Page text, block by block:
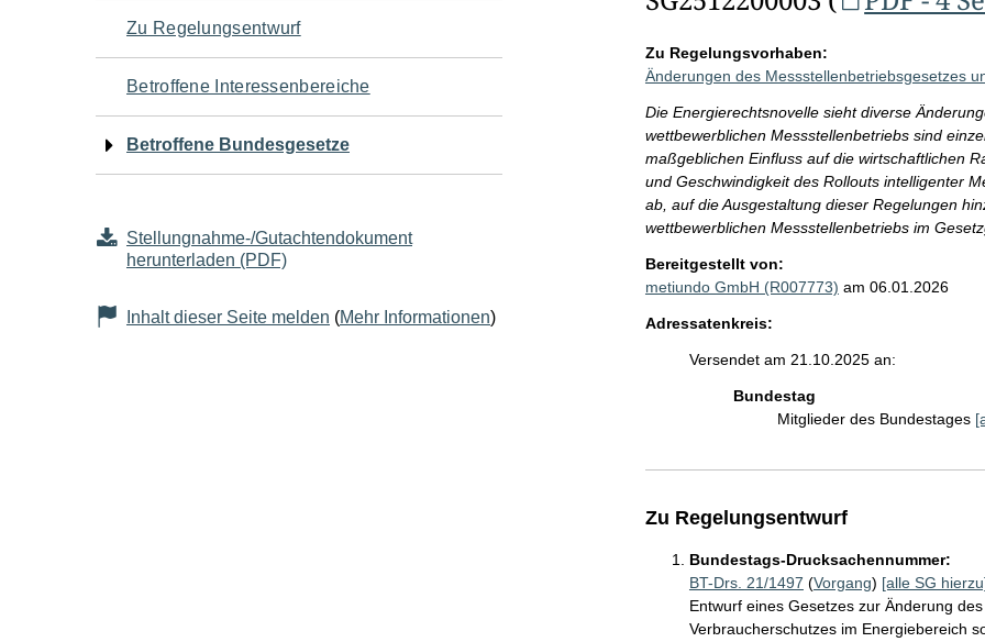
für
den
Seiteninhalt
Zu Regelungsentwurf
Betroffene Interessenbereiche
Betroffene Bundesgesetze
Stellungnahme-/Gutachtendokument
herunterladen (PDF)
Inhalt dieser Seite melden (Mehr Informationen)
Zu Regelungsvorhaben:
Änderungen des Messstellenbetriebsgesetzes
Die Energierechtsnovelle sieht diverse
wettbewerblichen Messstellenbetriebs sind
maßgeblichen Einfluss auf die wirtschaftlichen
und Geschwindigkeit des Rollouts intelligenter
ab, auf die Ausgestaltung dieser Regelungen
wettbewerblichen Messstellenbetriebs im
Bereitgestellt von:
metiundo GmbH (R007773) am 06.01.2026
Adressatenkreis:
Versendet am 21.10.2025 an:
Bundestag
Mitglieder des Bundestages
Zu Regelungsentwurf
Bundestags-Drucksachennummer:
BT-Drs. 21/1497 (Vorgang) [alle SG
Entwurf eines Gesetzes zur Änderung
Verbraucherschutzes im Energiebereich